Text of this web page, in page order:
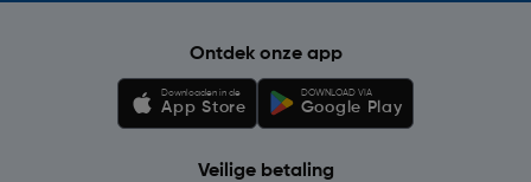
Ontdek onze app
Downloaden in de
App Store
DOWNLOAD VIA
Google Play
Veilige betaling